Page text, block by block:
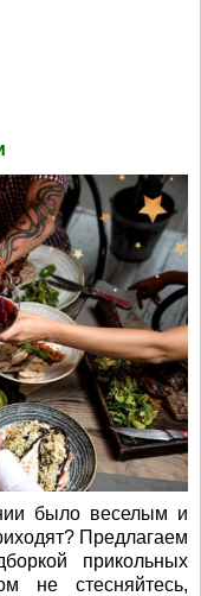
было веселым и
Предлагаем
прикольных
не стесняйтесь,